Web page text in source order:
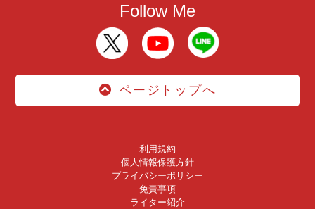
Follow Me
ページトップへ
利用規約
個人情報保護方針
プライバシーポリシー
免責事項
ライター紹介